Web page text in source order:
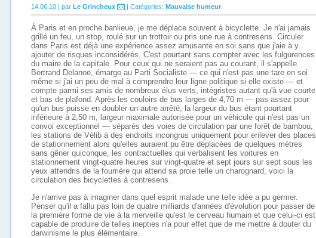
14.06.10 | par Le Grincheux | Catégories: Mauvaise humeur
À Paris et en proche banlieue, je me déplace souvent à bicyclette. Je n'ai jamais
grillé un feu, un stop, roulé sur un trottoir ou pris une rue à contresens. Circuler
dans Paris est déjà une expérience assez amusante en soi sans que j'aie à y
ajouter de risques inconsidérés. C'est pourtant sans compter avec les fulgurences
du maire de la capitale. Pour ceux qui ne seraient pas au courant, il s'appelle
Bertrand Delanoë, émarge au Parti Socialiste — ce qui n'est pas une tare en soi
même si j'ai un peu de mal à comprendre leur ligne politique si elle existe — et
compte parmi ses amis de nombreux élus verts, intégristes autant qu'à vue courte
et bas de plafond. Après les couloirs de bus larges de 4,70 m — pas assez pour
qu'un bus puisse en doubler un autre arrêté, la largeur du bus étant pourtant
inférieure à 2,50 m, largeur maximale autorisée pour un véhicule qui n'est pas un
convoi exceptionnel — séparés des voies de circulation par une forêt de bambou,
les stations de Vélib à des endroits incongrus uniquement pour enlever des places
de stationnement alors qu'elles auraient pu être déplacées de quelques mètres
sans gêner quiconque, les contractuelles qui verbalisent les voitures en
stationnement vingt-quatre heures sur vingt-quatre et sept jours sur sept sous les
yeux attendris de la fourrière qui attend sa proie telle un charognard, voici la
circulation des bicyclettes à contresens.
Je n'arrive pas à imaginer dans quel esprit malade une telle idée a pu germer.
Penser qu'il a fallu pas loin de quatre milliards d'années d'évolution pour passer de
la première forme de vie à la merveille qu'est le cerveau humain et que celui-ci est
capable de produire de telles inepties n'a pour effet que de me mettre à douter du
darwinisme le plus élémentaire.